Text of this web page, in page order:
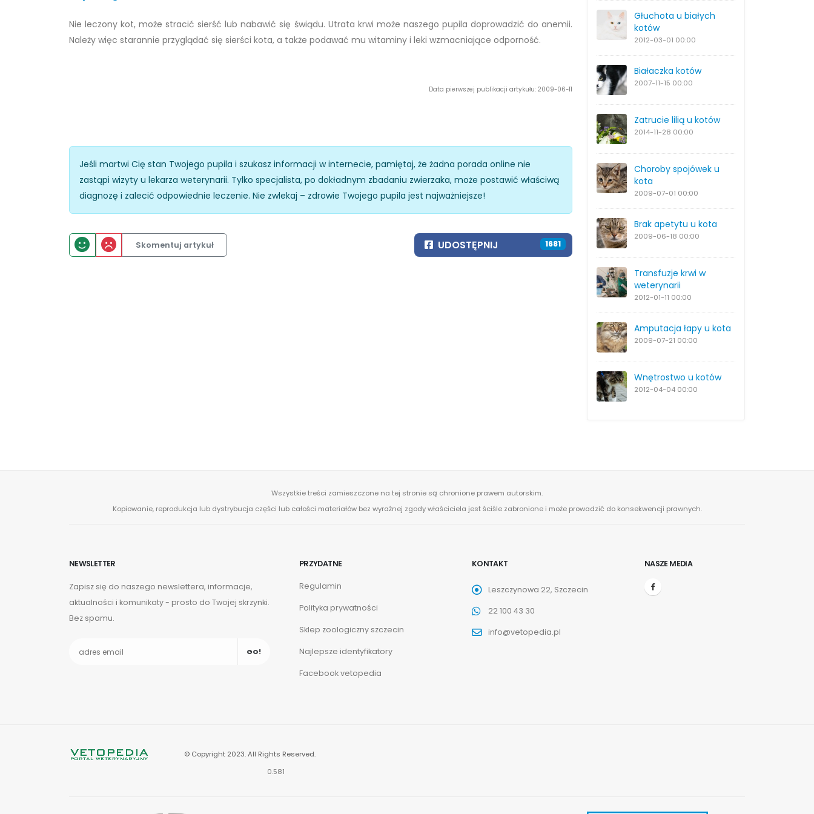
Głuchota u białych
kotów
2012-03-01 00:00
Białaczka kotów
2007-11-15 00:00
Zatrucie lilią u kotów
2014-11-28 00:00
Choroby spojówek u
kota
2009-07-01 00:00
Brak apetytu u kota
2009-06-18 00:00
Transfuzje krwi w
weterynarii
2012-01-11 00:00
Amputacja łapy u kota
2009-07-21 00:00
Wnętrostwo u kotów
2012-04-04 00:00
Nie leczony kot, może stracić sierść lub nabawić się świądu. Utrata krwi może naszego pupila doprowadzić do anemii.
Należy więc starannie przyglądać się sierści kota, a także podawać mu witaminy i leki wzmacniające odporność.
Data pierwszej publikacji artykułu: 2009-06-11
Jeśli martwi Cię stan Twojego pupila i szukasz informacji w internecie, pamiętaj, że żadna porada online nie
zastąpi wizyty u lekarza weterynarii. Tylko specjalista, po dokładnym zbadaniu zwierzaka, może postawić właściwą
diagnozę i zalecić odpowiednie leczenie. Nie zwlekaj – zdrowie Twojego pupila jest najważniejsze!
Skomentuj artykuł UDOSTĘPNIJ 1801
Wszystkie treści zamieszczone na tej stronie są chronione prawem autorskim.
Kopiowanie, reprodukcja lub dystrybucja części lub całości materiałów bez wyraźnej zgody właściciela jest ściśle zabronione i może prowadzić do konsekwencji prawnych.
NEWSLETTER
Zapisz się do naszego newslettera, informacje,
aktualności i komunikaty - prosto do Twojej skrzynki.
Bez spamu.
GO!
PRZYDATNE
Regulamin
Polityka prywatności
Sklep zoologiczny szczecin
Najlepsze identyfikatory
Facebook vetopedia
KONTAKT
Leszczynowa 22, Szczecin
22 100 43 30
info@vetopedia.pl
NASZE MEDIA
© Copyright 2023. All Rights Reserved.
0.581